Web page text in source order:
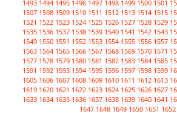
1493 1494 1495 1496 1497 1498 1499 1500 1501
1507 1508 1509 1510 1511 1512 1513 1514 1515
1521 1522 1523 1524 1525 1526 1527 1528 1529
1535 1536 1537 1538 1539 1540 1541 1542 1543
1549 1550 1551 1552 1553 1554 1555 1556 1557
1563 1564 1565 1566 1567 1568 1569 1570 1571
1577 1578 1579 1580 1581 1582 1583 1584 1585
1591 1592 1593 1594 1595 1596 1597 1598 1599
1605 1606 1607 1608 1609 1610 1611 1612 1613
1619 1620 1621 1622 1623 1624 1625 1626 1627
1633 1634 1635 1636 1637 1638 1639 1640 1641
1647 1648 1649 1650 1651 1652